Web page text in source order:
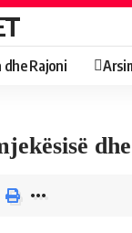
dhe Rajoni